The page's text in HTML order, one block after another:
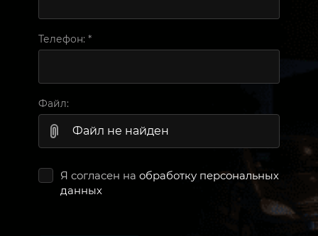
Телефон: *
Файл:
Файл не найден
Я согласен на обработку персональных
данных